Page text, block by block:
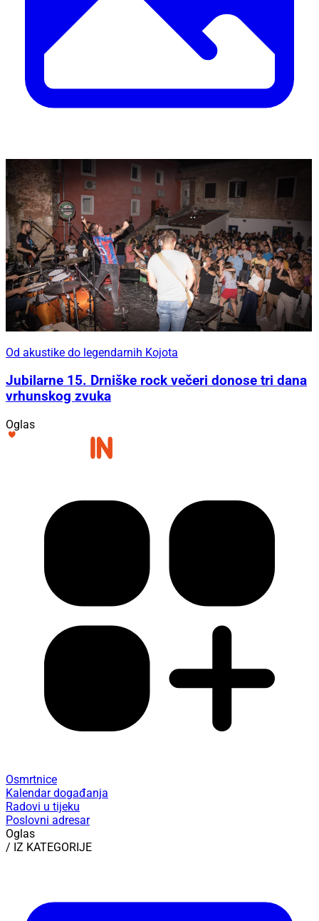
Od akustike do legendarnih Kojota
Jubilarne 15. Drniške rock večeri donose tri dana
vrhunskog zvuka
Oglas
Osmrtnice
Kalendar događanja
Radovi u tijeku
Poslovni adresar
Oglas
/ IZ KATEGORIJE